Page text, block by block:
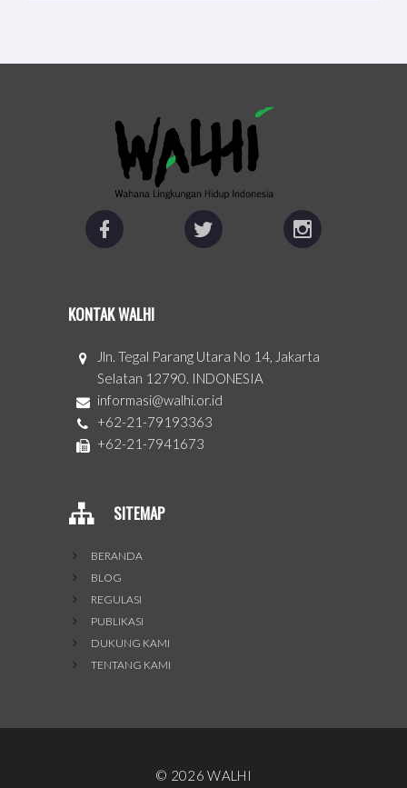
KONTAK WALHI
Jln. Tegal Parang Utara No 14, Jakarta
Selatan 12790. INDONESIA
informasi@walhi.or.id
+62-21-79193363
+62-21-7941673
SITEMAP
BERANDA
BLOG
REGULASI
PUBLIKASI
DUKUNG KAMI
TENTANG KAMI
© 2026 WALHI